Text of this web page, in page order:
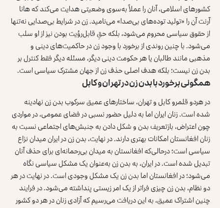
کشورهای اسلامی، آنان را عملاً به‌سوی وضعیتی هدایت می‌کند که هانا
آرنت آن را «تولید توده‌های بی‌صدا» می‌نامید. زن در شرایط بی‌صدایی نه‌تنها
از حقوق سیاسی محروم می‌شود، بلکه حقِ قابل‌رؤیت بودن نیز از او سلب
می‌شود. با چنین روندی از برخورد با وجود زن در حاکمیت‌های دینی و
مذهبی مانند طالبان یا هر حکومت دینی دیگر، مسئله دیگر فقط کنترل بر
بدن زن نیست؛ بلکه هدف اصلی حذف زن از جهان مشترک سیاسی است.
همگونی برخورد با بدن زن در تهران و کابل
در هردو قلمرو کابل و تهران، ساختارهای عمیق سرکوب بدن زن نهادینه
شده است. زنان ایران اما به دلیل حضور نسبی در فضای عمومی، در مواردی
چون اعتراض، بازتعریف بدن و شکل دادن به جنبش‌های اجتماعی نسبت به
زنان افغانستان امکانات بهتری دارند. در نهایت، بدن زن در ایران میدان نزاع
سیاسی است؛ درحالی‌که افغانستان به میدان بی‌رحمانه‌ای برای حذف آنان
تبدیل شده است. در ایران، به بدن زن به‌عنوان یک مشکل سیاسی نگاه
می‌شود؛ در افغانستان اما بدن زن یک مشکل وجودی است. در نهایت در هر
دو نظام، بدن زن چیزی فراتر از یک امر زیستی پنداشته می‌شود. در فرایند
چنین اشتراک عمیق، به این دریافت می‌رسیم که آزادی زنان در هر دو کشور